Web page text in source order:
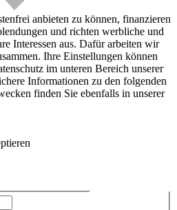
anbieten zu können, finanzieren
und richten werbliche und
Interessen aus. Dafür arbeiten wir
Ihre Einstellungen können
im unteren Bereich unserer
Informationen zu den folgenden
finden Sie ebenfalls in unserer